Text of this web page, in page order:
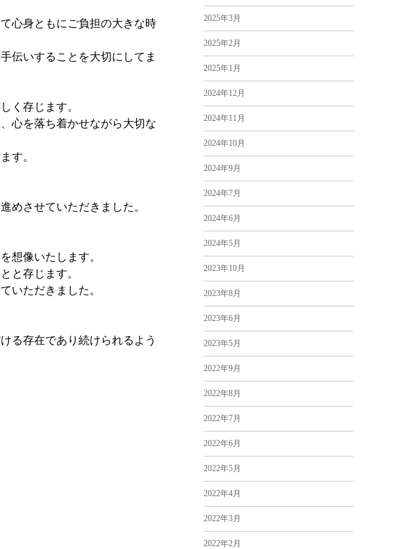
心身ともにご負担の大きな時
伝いすることを大切にしてま
く存じます。
心を落ち着かせながら大切な
す。
めさせていただきました。
想像いたします。
と存じます。
いただきました。
る存在であり続けられるよう
2025年3月
2025年2月
2025年1月
2024年12月
2024年11月
2024年10月
2024年9月
2024年7月
2024年6月
2024年5月
2023年10月
2023年8月
2023年6月
2023年5月
2022年9月
2022年8月
2022年7月
2022年6月
2022年5月
2022年4月
2022年3月
2022年2月